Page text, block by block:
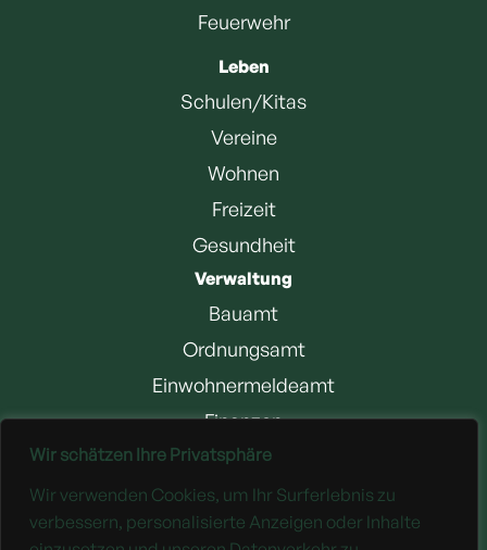
Wir schätzen Ihre Privatsphäre
Wir verwenden Cookies, um Ihr Surferlebnis zu
verbessern, personalisierte Anzeigen oder Inhalte
Feuerwehr
Leben
Schulen/Kitas
Vereine
Wohnen
Freizeit
Gesundheit
Verwaltung
Bauamt
Ordnungsamt
Einwohnermeldeamt
Finanzen
Jobangebote
Downloads